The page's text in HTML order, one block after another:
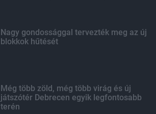
Nagy gondossággal tervezték meg az új
blokkok hűtését
Még több zöld, még több virág és új
játszótér Debrecen egyik legfontosabb
terén